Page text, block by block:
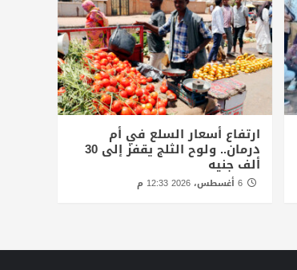
ارتفاع أسعار السلع في أم
درمان.. ولوح الثلج يقفز إلى 30
ألف جنيه
6 أغسطس، 2026 12:33 م